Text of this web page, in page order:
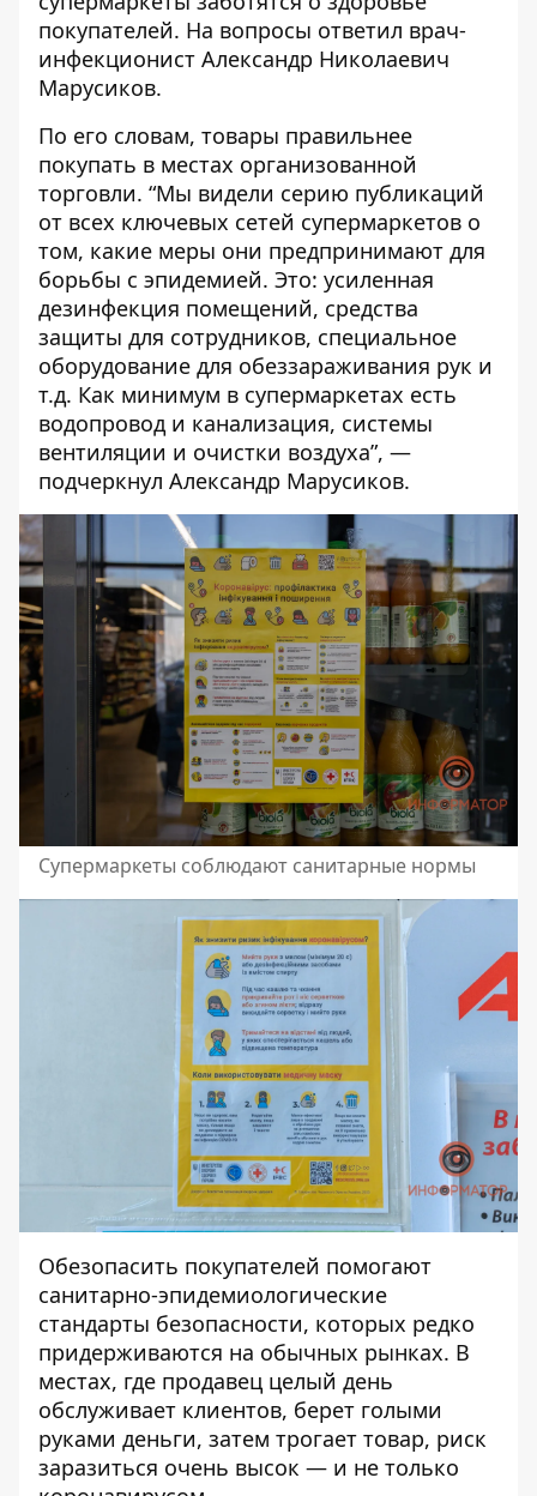
покупателей. На вопросы ответил врач-
инфекционист Александр Николаевич
Марусиков.
По его словам, товары правильнее
покупать в местах организованной
торговли. “Мы видели серию публикаций
от всех ключевых сетей супермаркетов о
том, какие меры они предпринимают для
борьбы с эпидемией. Это: усиленная
дезинфекция помещений, средства
защиты для сотрудников, специальное
оборудование для обеззараживания рук и
т.д. Как минимум в супермаркетах есть
водопровод и канализация, системы
вентиляции и очистки воздуха”, —
подчеркнул Александр Марусиков.
Супермаркеты соблюдают санитарные нормы
Обезопасить покупателей помогают
санитарно-эпидемиологические
стандарты безопасности, которых редко
придерживаются на обычных рынках. В
местах, где продавец целый день
обслуживает клиентов, берет голыми
руками деньги, затем трогает товар, риск
заразиться очень высок — и не только